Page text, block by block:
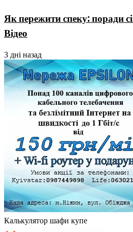
Як пережити спеку: поради
Відео
3 дні назад
Калькулятор шафи купе